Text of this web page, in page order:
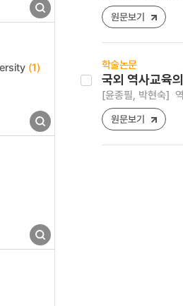
(1)
원문보기
학술논문
국외 역사교육
[윤종필, 박현숙]
원문보기